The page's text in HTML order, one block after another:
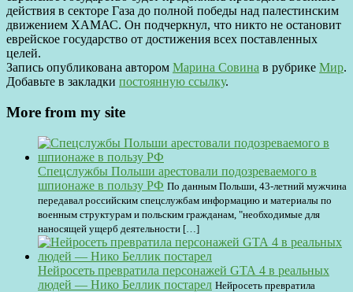
действия в секторе Газа до полной победы над палестинским
движением ХАМАС. Он подчеркнул, что никто не остановит
еврейское государство от достижения всех поставленных
целей.
Запись опубликована автором Марина Совина в рубрике Мир.
Добавьте в закладки постоянную ссылку.
More from my site
Спецслужбы Польши арестовали подозреваемого в
шпионаже в пользу РФ По данным Польши, 43-летний мужчина
передавал российским спецслужбам информацию и материалы по
военным структурам и польским гражданам, "необходимые для
наносящей ущерб деятельности […]
Нейросеть превратила персонажей GTA 4 в реальных
людей — Нико Беллик постарел Нейросеть превратила